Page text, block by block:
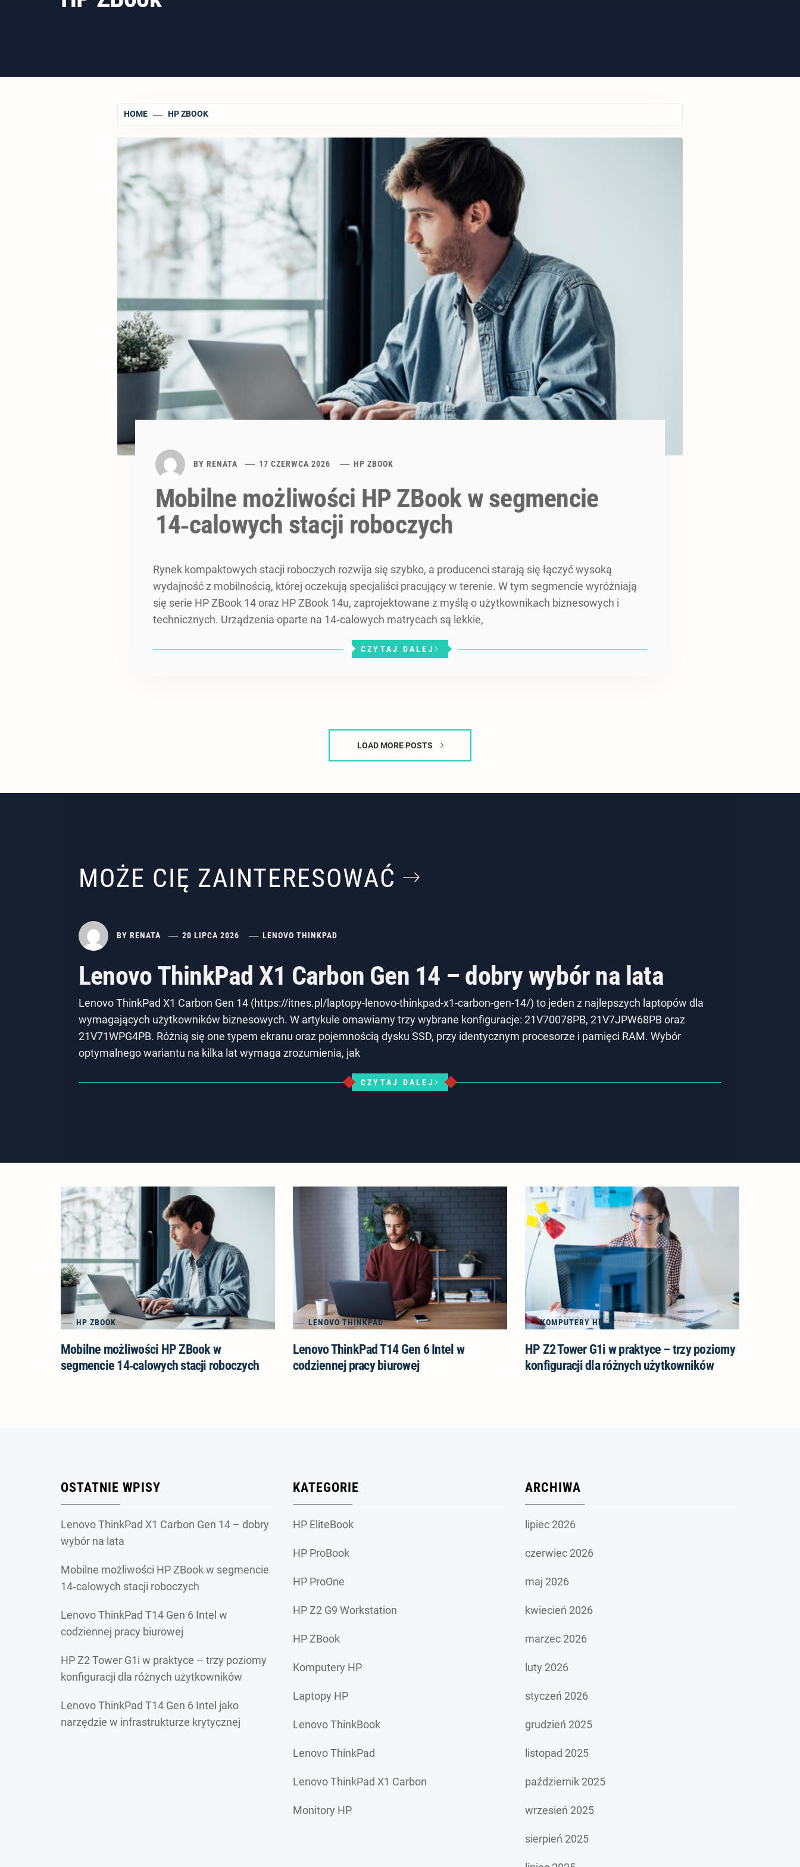
HOME HP ZBOOK
BY RENATA 17 CZERWCA 2026 HP ZBOOK
Mobilne możliwości HP ZBook w segmencie
14‑calowych stacji roboczych
Rynek kompaktowych stacji roboczych rozwija się szybko, a producenci starają się łączyć wysoką
wydajność z mobilnością, której oczekują specjaliści pracujący w terenie. W tym segmencie wyróżniają
się serie HP ZBook 14 oraz HP ZBook 14u, zaprojektowane z myślą o użytkownikach biznesowych i
technicznych. Urządzenia oparte na 14‑calowych matrycach są lekkie,
CZYTAJ DALEJ
LOAD MORE POSTS
MOŻE CIĘ ZAINTERESOWAĆ
BY RENATA 20 LIPCA 2026 LENOVO THINKPAD
Lenovo ThinkPad X1 Carbon Gen 14 – dobry wybór na lata
Lenovo ThinkPad X1 Carbon Gen 14 (https://itnes.pl/laptopy-lenovo-thinkpad-x1-carbon-gen-14/) to jeden z najlepszych laptopów dla
wymagających użytkowników biznesowych. W artykule omawiamy trzy wybrane konfiguracje: 21V70078PB, 21V7JPW68PB oraz
21V71WPG4PB. Różnią się one typem ekranu oraz pojemnością dysku SSD, przy identycznym procesorze i pamięci RAM. Wybór
optymalnego wariantu na kilka lat wymaga zrozumienia, jak
CZYTAJ DALEJ
HP ZBOOK
Mobilne możliwości HP ZBook w
segmencie 14‑calowych stacji roboczych
LENOVO THINKPAD
Lenovo ThinkPad T14 Gen 6 Intel w
codziennej pracy biurowej
KOMPUTERY HP
HP Z2 Tower G1i w praktyce – trzy poziomy
konfiguracji dla różnych użytkowników
OSTATNIE WPISY
Lenovo ThinkPad X1 Carbon Gen 14 – dobry
wybór na lata
Mobilne możliwości HP ZBook w segmencie
14‑calowych stacji roboczych
Lenovo ThinkPad T14 Gen 6 Intel w
codziennej pracy biurowej
HP Z2 Tower G1i w praktyce – trzy poziomy
konfiguracji dla różnych użytkowników
Lenovo ThinkPad T14 Gen 6 Intel jako
narzędzie w infrastrukturze krytycznej
KATEGORIE
HP EliteBook
HP ProBook
HP ProOne
HP Z2 G9 Workstation
HP ZBook
Komputery HP
Laptopy HP
Lenovo ThinkBook
Lenovo ThinkPad
Lenovo ThinkPad X1 Carbon
Monitory HP
ARCHIWA
lipiec 2026
czerwiec 2026
maj 2026
kwiecień 2026
marzec 2026
luty 2026
styczeń 2026
grudzień 2025
listopad 2025
październik 2025
wrzesień 2025
sierpień 2025